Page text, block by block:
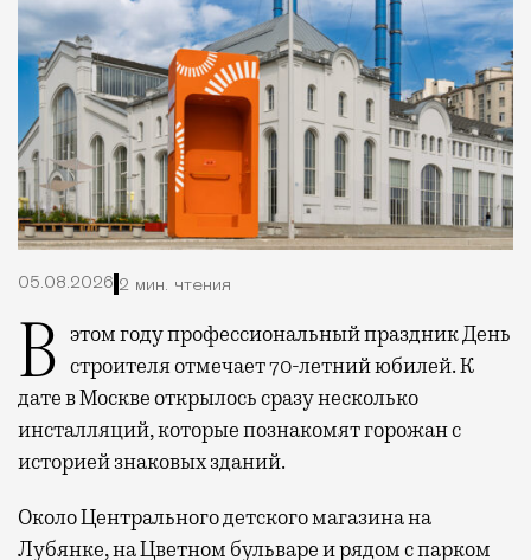
05.08.2026 2 мин. чтения
В этом году профессиональный праздник День строителя отмечает 70-летний юбилей. К
дате в Москве открылось сразу несколько
инсталляций, которые познакомят горожан с
историей знаковых зданий.
Около Центрального детского магазина на
Лубянке, на Цветном бульваре и рядом с парком